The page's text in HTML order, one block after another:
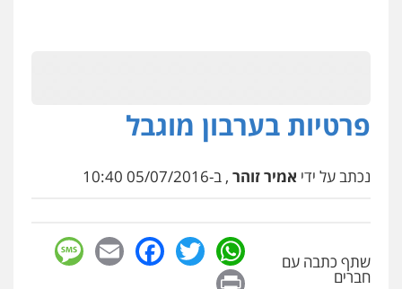
פרטיות בערבון מוגבל
נכתב על ידי אמיר זוהר , ב-05/07/2016 10:40
שתף כתבה עם
חברים
WhatsApp
Twitter
Facebook
Email